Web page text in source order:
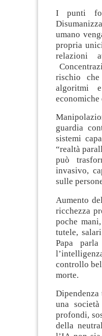
I punti
umano
propria
relazioni
rischio
algoritmi
guardia
sistemi
“realtà
può
invasivo,
sulle
Aumento
ricchezza
poche
tutele,
Papa
controllo
morte.
una
profondi,
della